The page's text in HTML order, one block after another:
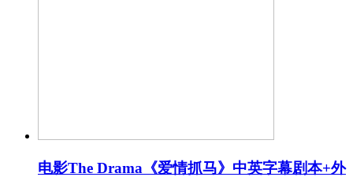
电影The Drama《爱情抓马》中英字幕剧本+外